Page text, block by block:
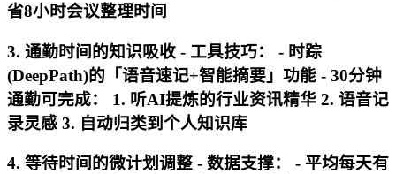
省8小时会议整理时间
3. 通勤时间的知识吸收 - 工具技巧： - 时踪
(DeepPath)的「语音速记+智能摘要」功能 - 30分钟
通勤可完成： 1. 听AI提炼的行业资讯精华 2. 语音记
录灵感 3. 自动归类到个人知识库
4. 等待时间的微计划调整 - 数据支撑： - 平均每天有